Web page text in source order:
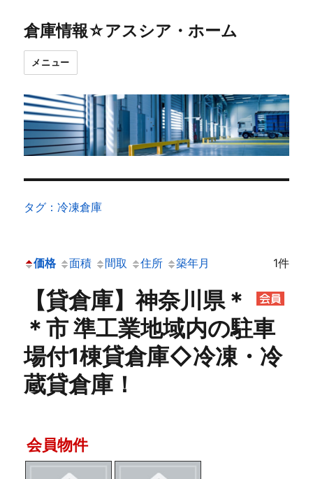
倉庫情報☆アスシア・ホーム
メニュー
タグ：冷凍倉庫
価格 面積 間取 住所 築年月 1件
【貸倉庫】神奈川県＊
＊市 準工業地域内の駐車
場付1棟貸倉庫◇冷凍・冷
蔵貸倉庫！
会員物件